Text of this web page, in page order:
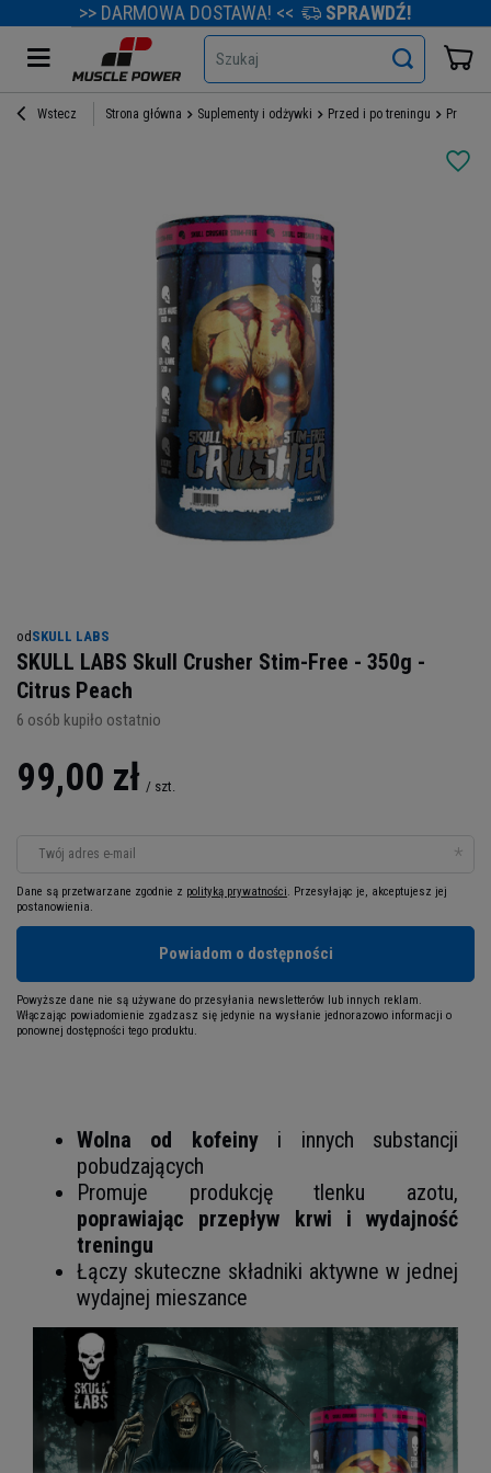
>> DARMOWA DOSTAWA! << SPRAWDŹ!
Szukaj
Wstecz Strona główna Suplementy i odżywki Przed i po treningu
od SKULL LABS
SKULL LABS Skull Crusher Stim-Free - 350g -
Citrus Peach
6 osób kupiło ostatnio
99,00 zł / szt.
Twój adres e-mail
Dane są przetwarzane zgodnie z polityką prywatności. Przesyłając je, akceptujesz jej
postanowienia.
Powiadom o dostępności
Powyższe dane nie są używane do przesyłania newsletterów lub innych reklam.
Włączając powiadomienie zgadzasz się jedynie na wysłanie jednorazowo informacji o
ponownej dostępności tego produktu.
Wolna od kofeinyi innych substancji
pobudzających
Promuje produkcję tlenku azotu,
poprawiając przepływ krwi i wydajność
treningu
Łączy skuteczne składniki aktywne w jednej
wydajnej mieszance